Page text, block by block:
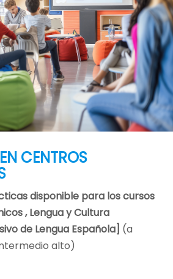
CENTROS
disponible para los cursos
, Lengua y Cultura
de Lengua Española] (a
alto)